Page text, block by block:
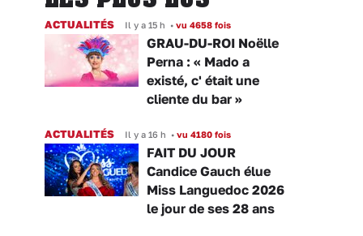
ACTUALITÉS Il y a 15 h • vu 4658 fois
GRAU-DU-ROI Noëlle
Perna : « Mado a
existé, c' était une
cliente du bar »
ACTUALITÉS Il y a 16 h • vu 4180 fois
FAIT DU JOUR
Candice Gauch élue
Miss Languedoc 2026
le jour de ses 28 ans